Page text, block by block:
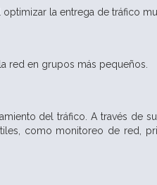
la entrega de tráfico
red en grupos más pequeños.
del tráfico. A través de
como monitoreo de red,